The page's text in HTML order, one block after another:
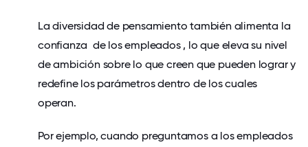
La diversidad de pensamiento también alimenta la
confianza de losempleados , lo que eleva su nivel
de ambición sobre lo que creen que pueden lograr y
redefine los parámetros dentro de los cuales
operan.
Por ejemplo, cuando preguntamos a los empleados